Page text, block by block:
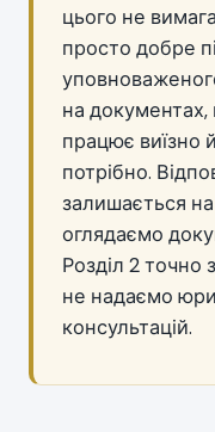
цього не
просто добре
на
працює виїзно
потрібно.
залишається
оглядаємо
Розділ 2 точно
не надаємо
консультацій.